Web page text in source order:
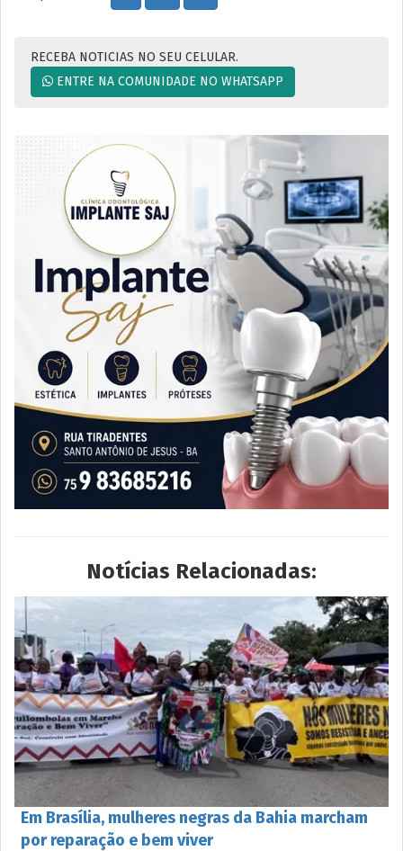
RECEBA NOTICIAS NO SEU CELULAR.
ENTRE NA COMUNIDADE NO WHATSAPP
Notícias Relacionadas:
Em Brasília, mulheres negras da Bahia marcham
por reparação e bem viver